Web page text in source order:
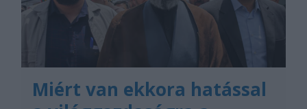
Miért van ekkora hatással